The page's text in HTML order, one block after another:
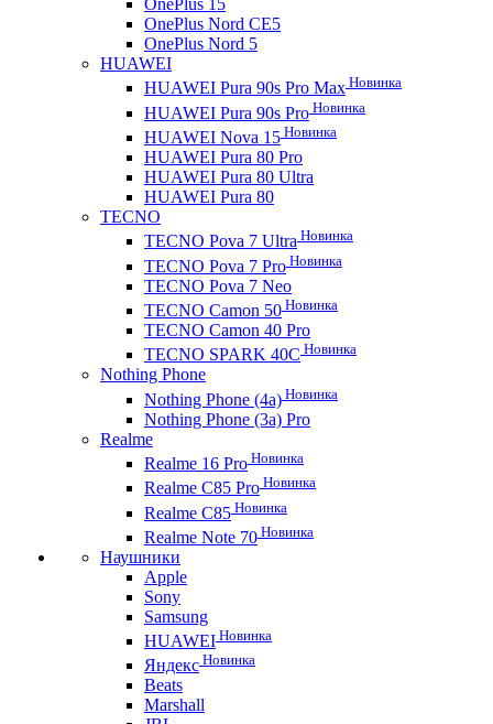
OnePlus Nord CE5
OnePlus Nord 5
HUAWEI
HUAWEI Pura 90s Pro Max Новинка
HUAWEI Pura 90s Pro Новинка
HUAWEI Nova 15 Новинка
HUAWEI Pura 80 Pro
HUAWEI Pura 80 Ultra
HUAWEI Pura 80
TECNO
TECNO Pova 7 Ultra Новинка
TECNO Pova 7 Pro Новинка
TECNO Pova 7 Neo
TECNO Camon 50 Новинка
TECNO Camon 40 Pro
TECNO SPARK 40C Новинка
Nothing Phone
Nothing Phone (4a) Новинка
Nothing Phone (3a) Pro
Realme
Realme 16 Pro Новинка
Realme C85 Pro Новинка
Realme C85 Новинка
Realme Note 70 Новинка
Наушники
Apple
Sony
Samsung
HUAWEI Новинка
Яндекс Новинка
Beats
Marshall